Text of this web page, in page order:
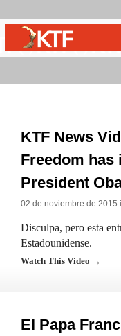
KTF News
Freedom
President
02 de noviembre de 2015
Disculpa, pero esta
Estadounidense.
Watch This Video →
El Papa